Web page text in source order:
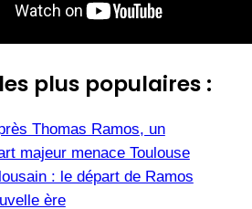
plus populaires :
Thomas Ramos, un
majeur menace Toulouse
: le départ de Ramos
ère